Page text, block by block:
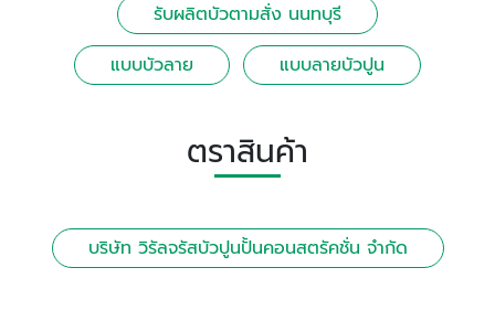
รับผลิตบัวตามสั่ง นนทบุรี
แบบบัวลาย
แบบลายบัวปูน
ตราสินค้า
บริษัท วิรัลจรัสบัวปูนปั้นคอนสตรัคชั่น จำกัด